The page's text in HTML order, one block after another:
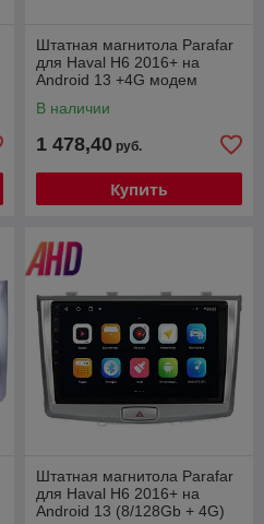
Штатная магнитола Parafar
для Haval H6 2016+ на
Android 13 +4G модем
В наличии
1 478,40 руб.
Купить
Штатная магнитола Parafar
для Haval H6 2016+ на
Android 13 (8/128Gb + 4G)